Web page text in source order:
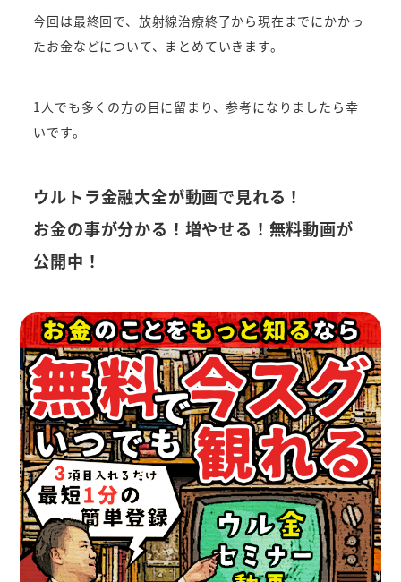
今回は最終回で、放射線治療終了から現在までにかかっ
たお金などについて、まとめていきます。
1人でも多くの方の目に留まり、参考になりましたら幸
いです。
ウルトラ金融大全が動画で見れる！
お金の事が分かる！増やせる！無料動画が
公開中！